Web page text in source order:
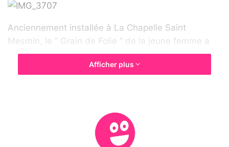
i
l
Anciennement installée à La Chapelle Saint
Mesmin, le “ Grain de Folie “ de la jeune femme a
déménagé cet été dans le quartier Châtelet et a
été rebaptisé “ Coup de Coeur “. Boutique axée sur
senteurs “Durance” vendue nulle part ailleurs sur
Afficher plus